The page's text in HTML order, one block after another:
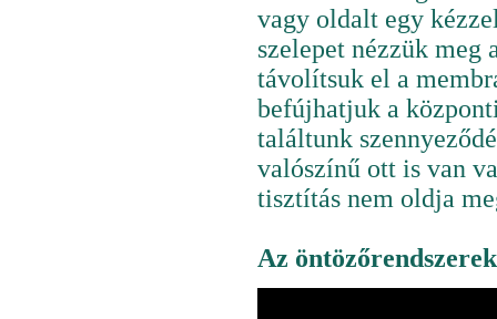
vagy oldalt egy
szelepet nézzük meg
távolítsuk el a
befújhatjuk a
találtunk
valószínű ott is van
tisztítás nem oldja
Az